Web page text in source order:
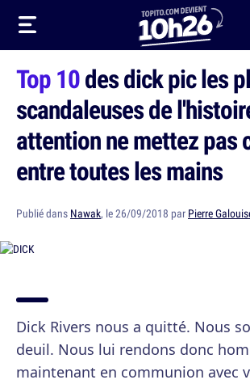
Top 10des dick pic les
scandaleuses de
attention ne mettez pas
entre toutes les mains
Publié dans Nawak, le 26/09/2018 par Pierre
Dick Rivers nous a quitté. Nous
deuil. Nous lui rendons donc
maintenant en communion avec